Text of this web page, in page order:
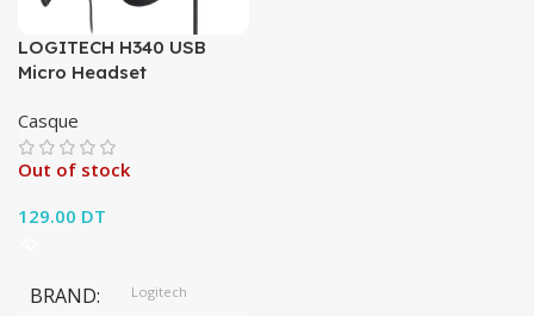
LOGITECH H340 USB
Micro Headset
Casque
Out of stock
129.00 DT
BRAND Logitech